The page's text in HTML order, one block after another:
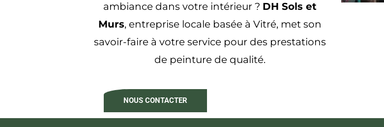
ambiance dans votre intérieur ? DH Sols et
Murs, entreprise locale basée à Vitré, met son
savoir-faire à votre service pour des prestations
de peinture de qualité.
NOUS CONTACTER